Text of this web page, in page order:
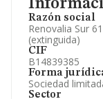
Razón social
Renovalia Sur
(extinguida)
CIF
B14839385
Forma
Sociedad
Sector
Artículos de